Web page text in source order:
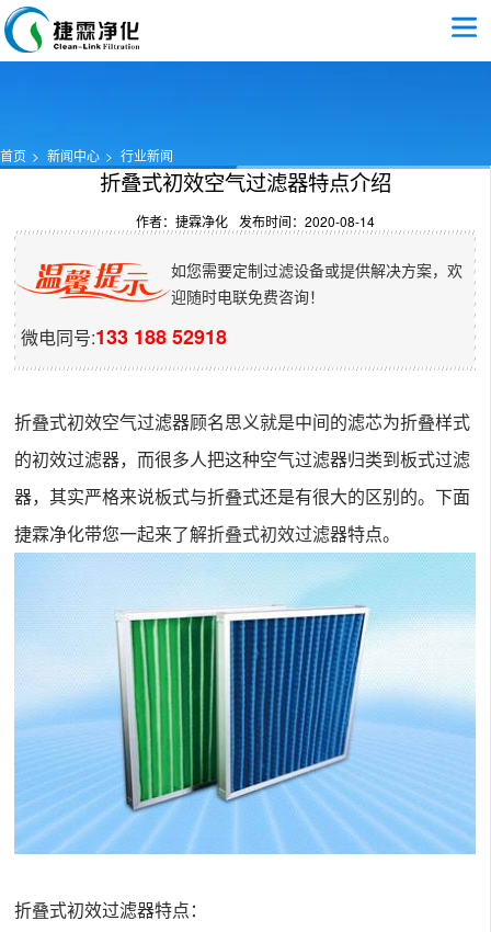
首页 新闻中心 行业新闻
折叠式初效空气过滤器特点介绍
作者：捷霖净化 发布时间：2020-08-14
如您需要定制过滤设备或提供解决方案，欢
迎随时电联免费咨询！
微电同号:133 188 52918
折叠式初效空气过滤器顾名思义就是中间的滤芯为折叠样式
的初效过滤器，而很多人把这种空气过滤器归类到板式过滤
器，其实严格来说板式与折叠式还是有很大的区别的。下面
捷霖净化带您一起来了解折叠式初效过滤器特点。
折叠式初效过滤器特点：